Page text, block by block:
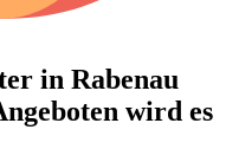
in Rabenau
wird es